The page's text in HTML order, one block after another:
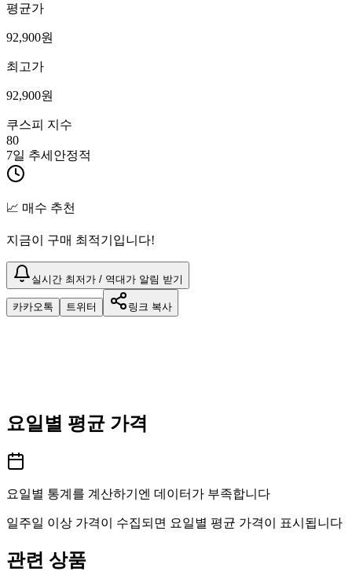
평균가
92,900원
최고가
92,900원
쿠스피 지수
80
7일 추세 안정적
📈 매수 추천
지금이 구매 최적기입니다!
실시간 최저가 / 역대가 알림 받기
카카오톡 트위터 링크 복사
요일별 평균 가격
요일별 통계를 계산하기엔 데이터가 부족합니다
일주일 이상 가격이 수집되면 요일별 평균 가격이 표시됩니다
관련 상품